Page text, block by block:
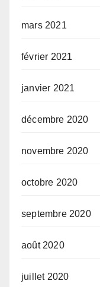
mars 2021
février 2021
janvier 2021
décembre 2020
novembre 2020
octobre 2020
septembre 2020
août 2020
juillet 2020